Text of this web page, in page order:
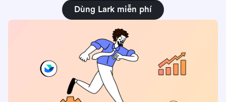
Dùng Lark miễn phí